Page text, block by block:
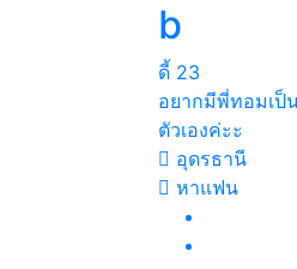
b
ดี้ 23
อยากมีพี่ทอมเป็
ตัวเองค่ะะ
อุดรธานี
หาแฟน